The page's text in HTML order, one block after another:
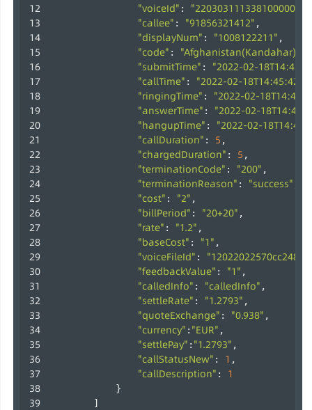
"voiceId" : "2203031113381000002"
"callee" : "91856321412" ,
"displayNum" : "1008122211" ,
"code" : "Afghanistan(Kandahar)"
"submitTime" : "2022-02-
"callTime" : "2022-02-
"ringingTime" : "2022-02-
"answerTime" : "2022-02-
"hangupTime" : "2022-02-
"callDuration" : 5 ,
"chargedDuration" : 5 ,
"terminationCode" : "200" ,
"terminationReason" : "success"
"cost" : "2" ,
"billPeriod" : "20+20" ,
"rate" : "1.2" ,
"baseCost" : "1" ,
"voiceFileId" :
"feedbackValue" : "1" ,
"calledInfo" : "calledInfo" ,
"settleRate" : "1.2793" ,
"quoteExchange" : "0.938" ,
"currency" : "EUR" ,
"settlePay" : "1.2793" ,
"callStatusNew" : 1 ,
"callDescription" : 1
            }
        ]